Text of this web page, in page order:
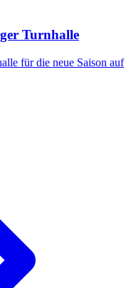
Turnhalle
für die neue Saison auf